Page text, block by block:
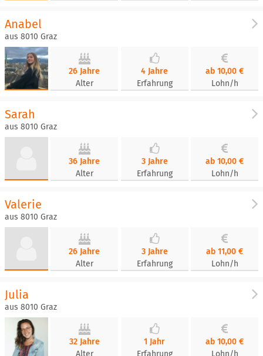
Anabel
aus 8010 Graz
26 Jahre
Alter
4 Jahre
Erfahrung
ab 10,00 €
Lohn/h
Sarah
aus 8010 Graz
36 Jahre
Alter
3 Jahre
Erfahrung
ab 10,00 €
Lohn/h
Valerie
aus 8010 Graz
26 Jahre
Alter
3 Jahre
Erfahrung
ab 11,00 €
Lohn/h
Julia
aus 8010 Graz
32 Jahre
Alter
1 Jahr
Erfahrung
ab 10,00 €
Lohn/h